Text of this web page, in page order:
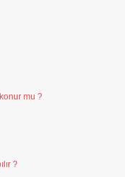
mu ?
?